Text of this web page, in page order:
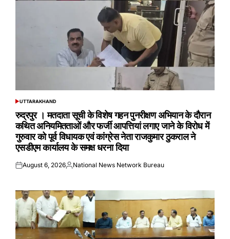
POSTED
UTTARAKHAND
रुद्रपुर । मतदाता सूची के विशेष गहन पुनरीक्षण अभियान के दौरान
कथित अनियमितताओं और फर्जी आपत्तियां लगाए जाने के विरोध में
गुरुवार को पूर्व विधायक एवं कांग्रेस नेता राजकुमार ठुकराल ने
एसडीएम कार्यालय के समक्ष धरना दिया
Posted
August 6, 2026Posted
National News Network Bureau